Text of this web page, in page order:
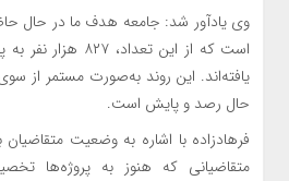
است که از این
یافته‌اند. این روند به‌صورت مستمر از
حال رصد و پایش است.
فرهادزاده با اشاره به وضعیت
متقاضیانی که هنوز به پروژه‌ها